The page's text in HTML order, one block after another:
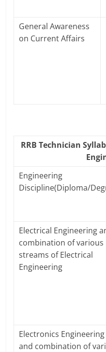
General Awareness
on Current Affairs
RRB Technician
Engineering
Discipline(Diploma/
Electrical Engineering
combination of various
streams of Electrical
Engineering
Electronics Engineering
and combination of